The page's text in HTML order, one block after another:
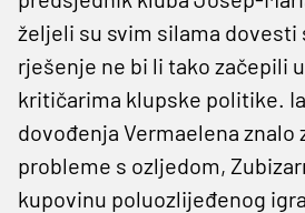
željeli su svim silama dovesti
rješenje ne bi li tako začepili
kritičarima klupske politike.
dovođenja Vermaelena znalo
probleme s ozljedom,
kupovinu poluozlijeđenog